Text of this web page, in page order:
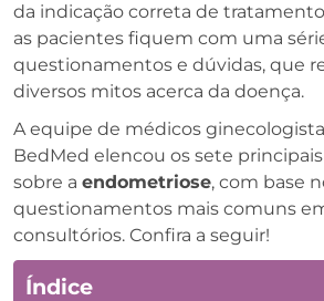
da indicação correta de
as pacientes fiquem com uma
questionamentos e dúvidas, que
diversos mitos acerca da doença.
A equipe de médicos
BedMed elencou os sete
sobre a endometriose, com base
questionamentos mais comuns
consultórios. Confira a seguir!
Índice